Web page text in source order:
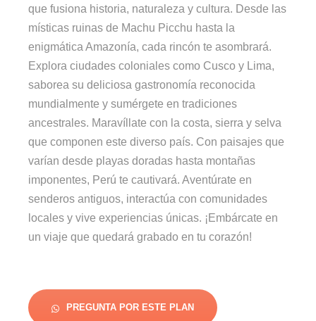
que fusiona historia, naturaleza y cultura. Desde las
místicas ruinas de Machu Picchu hasta la
enigmática Amazonía, cada rincón te asombrará.
Explora ciudades coloniales como Cusco y Lima,
saborea su deliciosa gastronomía reconocida
mundialmente y sumérgete en tradiciones
ancestrales. Maravíllate con la costa, sierra y selva
que componen este diverso país. Con paisajes que
varían desde playas doradas hasta montañas
imponentes, Perú te cautivará. Aventúrate en
senderos antiguos, interactúa con comunidades
locales y vive experiencias únicas. ¡Embárcate en
un viaje que quedará grabado en tu corazón!
PREGUNTA POR ESTE PLAN